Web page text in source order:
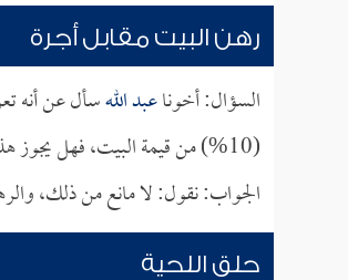
رهن البيت مقابل أجرة
السؤال: أخوناعبد اللهسأل عن أنه
(10%) من قيمة البيت، فهل يجوز هذا؟
الجواب: نقول: لا مانع من ذلك،
حلق اللحية